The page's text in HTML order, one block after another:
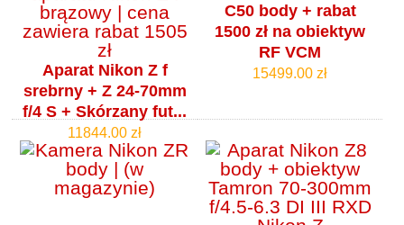
Aparat Nikon Z f
srebrny + Z 24-70mm
f/4 S + Skórzany fut...
11844.00 zł
C50 body + rabat
1500 zł na obiektyw
RF VCM
15499.00 zł